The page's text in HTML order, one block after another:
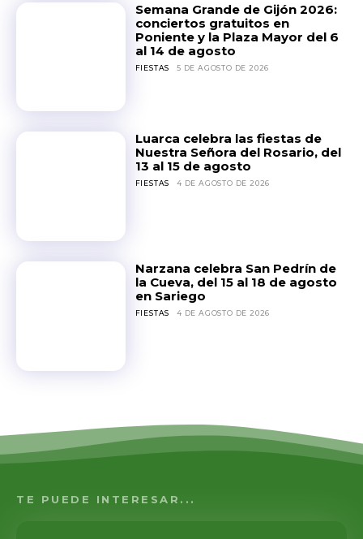
Semana Grande de Gijón 2026:
conciertos gratuitos en
Poniente y la Plaza Mayor del 6
al 14 de agosto
FIESTAS 5 DE AGOSTO DE 2026
Luarca celebra las fiestas de
Nuestra Señora del Rosario, del
13 al 15 de agosto
FIESTAS 4 DE AGOSTO DE 2026
Narzana celebra San Pedrín de
la Cueva, del 15 al 18 de agosto
en Sariego
FIESTAS 4 DE AGOSTO DE 2026
TE PUEDE INTERESAR...